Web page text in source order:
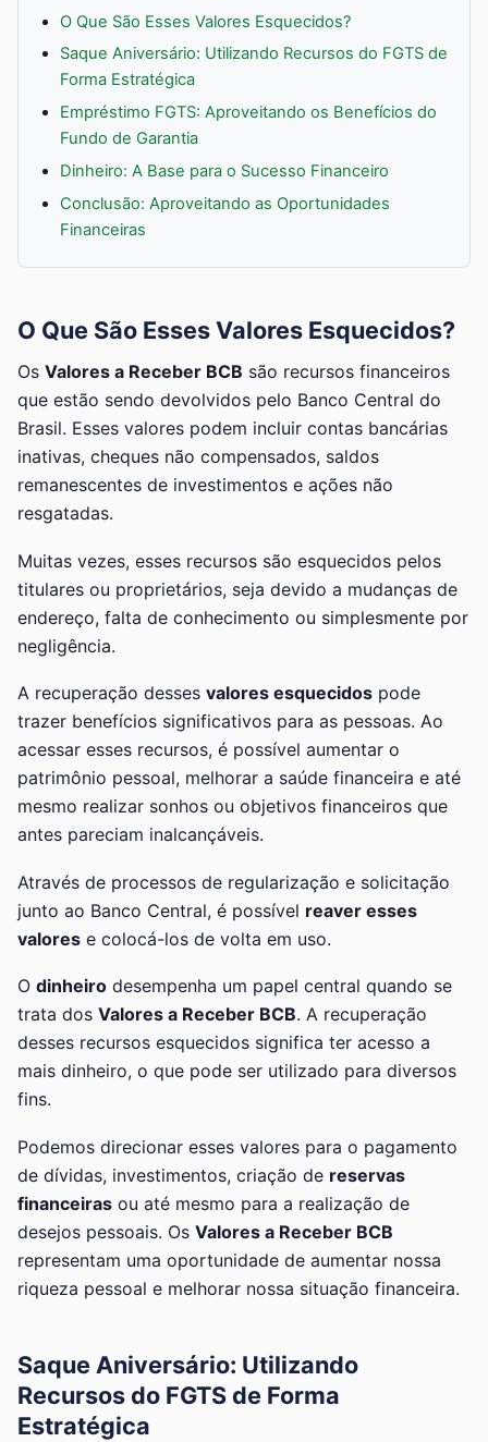
O Que São Esses Valores Esquecidos?
Saque Aniversário: Utilizando Recursos do FGTS de
Forma Estratégica
Empréstimo FGTS: Aproveitando os Benefícios do
Fundo de Garantia
Dinheiro: A Base para o Sucesso Financeiro
Conclusão: Aproveitando as Oportunidades
Financeiras
O Que São Esses Valores Esquecidos?
Os Valores a Receber BCB são recursos financeiros
que estão sendo devolvidos pelo Banco Central do
Brasil. Esses valores podem incluir contas bancárias
inativas, cheques não compensados, saldos
remanescentes de investimentos e ações não
resgatadas.
Muitas vezes, esses recursos são esquecidos pelos
titulares ou proprietários, seja devido a mudanças de
endereço, falta de conhecimento ou simplesmente por
negligência.
A recuperação desses valores esquecidos pode
trazer benefícios significativos para as pessoas. Ao
acessar esses recursos, é possível aumentar o
patrimônio pessoal, melhorar a saúde financeira e até
mesmo realizar sonhos ou objetivos financeiros que
antes pareciam inalcançáveis.
Através de processos de regularização e solicitação
junto ao Banco Central, é possível reaver esses
valores e colocá-los de volta em uso.
O dinheiro desempenha um papel central quando se
trata dos Valores a Receber BCB. A recuperação
desses recursos esquecidos significa ter acesso a
mais dinheiro, o que pode ser utilizado para diversos
fins.
Podemos direcionar esses valores para o pagamento
de dívidas, investimentos, criação de reservas
financeiras ou até mesmo para a realização de
desejos pessoais. Os Valores a Receber BCB
representam uma oportunidade de aumentar nossa
riqueza pessoal e melhorar nossa situação financeira.
Saque Aniversário: Utilizando
Recursos do FGTS de Forma
Estratégica